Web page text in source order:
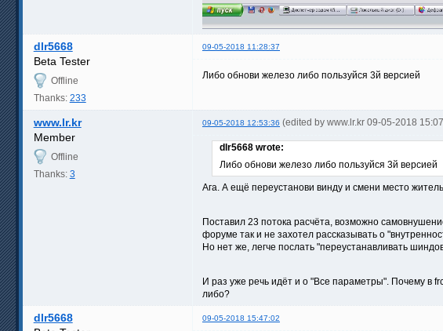
dlr5668 09-05-2018 11:28:37
Beta Tester
Offline
Thanks: 233
Либо обнови железо либо пользуйся 3й версией
www.lr.kr 09-05-2018 12:53:36 (edited by www.lr.kr 09-05-2018
Member
Offline
Thanks: 3
dlr5668 wrote:
Либо обнови железо либо пользуйся 3й версией
Ага. А ещё переустанови винду и смени место
Поставил 23 потока расчёта, возможно
форуме так и не захотел рассказывать о
Но нет же, легче послать "переустанавливать
И раз уже речь идёт и о "Все параметры". Почему в
либо?
dlr5668 09-05-2018 15:47:02